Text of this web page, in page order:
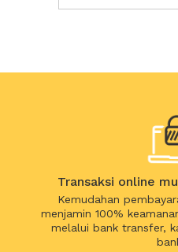
Transaksi online
Kemudahan
menjamin 100%
melalui bank transfer,